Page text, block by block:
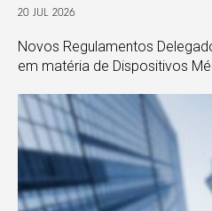
20 JUL 2026
Novos Regulamentos
em matéria de Dispositivos